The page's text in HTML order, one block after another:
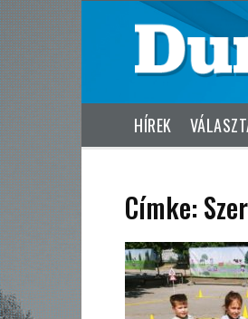
HÍREK
Címke: